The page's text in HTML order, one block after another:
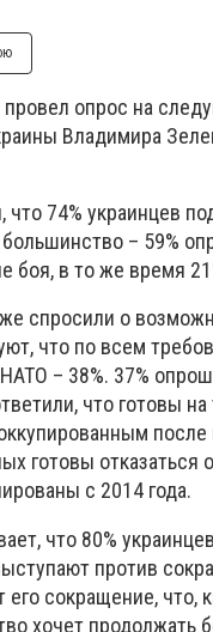
опрос на
Владимира
что 74% украинцев
– 59%
боя, в то же время
спросили о
что по всем
– 38%. 37%
что готовы
готовы отказаться
с 2014 года.
что 80%
против
сокращение, что,
хочет продолжать